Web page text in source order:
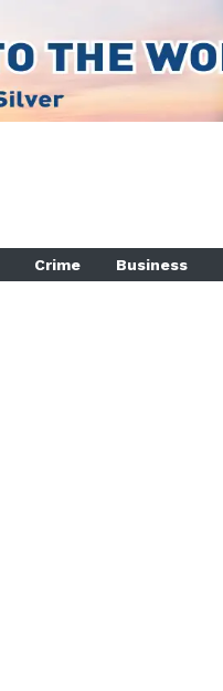
Crime Business